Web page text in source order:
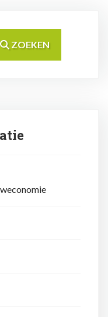
ZOEKEN